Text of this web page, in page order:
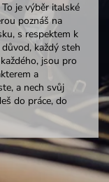
je výběr italské
poznáš na
s respektem k
každý steh
jsou pro
a
a nech svůj
do práce, do